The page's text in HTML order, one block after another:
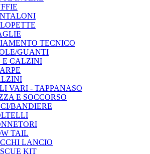
TECNICO
GUANTI
E CALZINI
VARI - TAPPANASO
E SOCCORSO
BANDIERE
TAIL
LANCIO
KIT